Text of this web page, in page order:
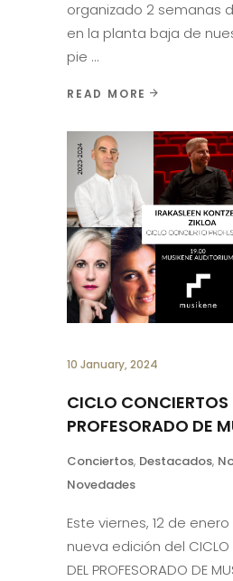
organizado 2 semanas
en la planta baja de
pie
READ MORE
10 January, 2024
CICLO CONCIERTOS
PROFESORADO DE
Conciertos, Destacados,
Novedades
Este viernes, 12 de
nueva edición del CICLO
DEL PROFESORADO DE